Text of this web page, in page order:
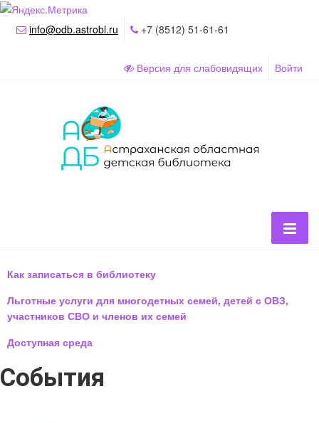
info@odb.astrobl.ru +7 (8512) 51-61-61
Версия для слабовидящих Войти
Как записаться в библиотеку
Льготные услуги для многодетных семей, детей с ОВЗ,
участников СВО и членов их семей
Доступная среда
События